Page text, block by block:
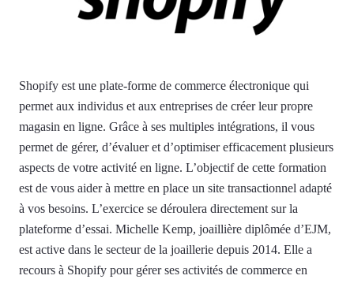
Shopify est une plate-forme de commerce électronique qui
permet aux individus et aux entreprises de créer leur propre
magasin en ligne. Grâce à ses multiples intégrations, il vous
permet de gérer, d’évaluer et d’optimiser efficacement plusieurs
aspects de votre activité en ligne. L’objectif de cette formation
est de vous aider à mettre en place un site transactionnel adapté
à vos besoins. L’exercice se déroulera directement sur la
plateforme d’essai. Michelle Kemp, joaillière diplômée d’EJM,
est active dans le secteur de la joaillerie depuis 2014. Elle a
recours à Shopify pour gérer ses activités de commerce en